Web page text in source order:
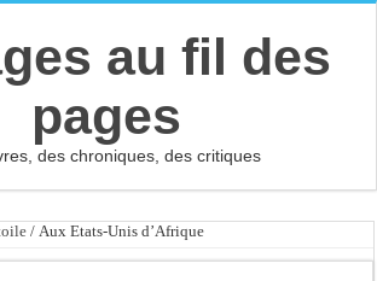
au fil des
pages
des chroniques, des critiques
/ Aux Etats-Unis d’Afrique